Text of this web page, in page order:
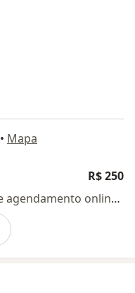
• Mapa
R$ 250
Esse especialista não oferece agendamento online para esse endereço.